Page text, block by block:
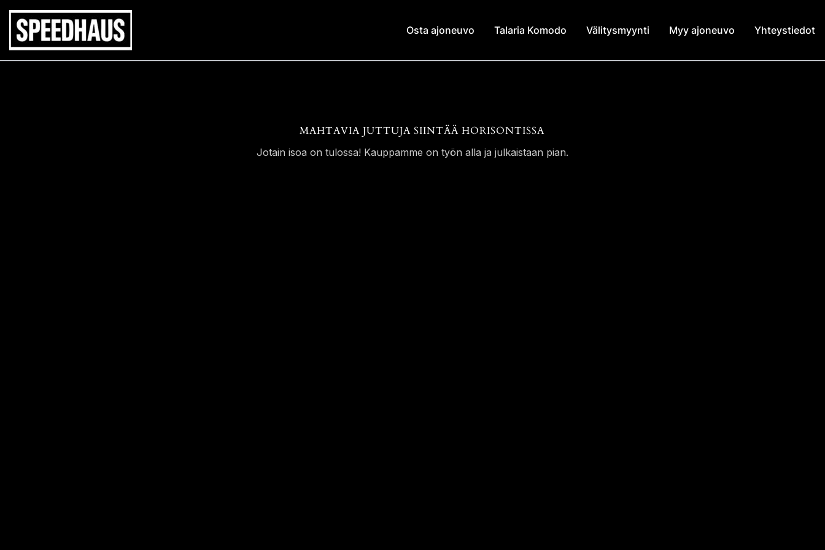
Siirry
sisältöön
Osta ajoneuvo Talaria Komodo Välitysmyynti Myy ajoneuvo Yhteystiedot
MAHTAVIA JUTTUJA SIINTÄÄ HORISONTISSA
Jotain isoa on tulossa! Kauppamme on työn alla ja julkaistaan pian.